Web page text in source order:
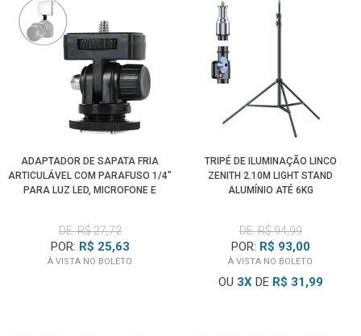
ADAPTADOR DE SAPATA FRIA
ARTICULÁVEL COM PARAFUSO 1/4"
PARA LUZ LED, MICROFONE E
DE: R$ 27,72
POR: R$ 25,63
À VISTA NO BOLETO
TRIPÉ DE ILUMINAÇÃO LINCO
ZENITH 2.10M LIGHT STAND
ALUMÍNIO ATÉ 6KG
DE: R$ 94,99
POR: R$ 93,00
À VISTA NO BOLETO
OU 3XDE R$ 31,99